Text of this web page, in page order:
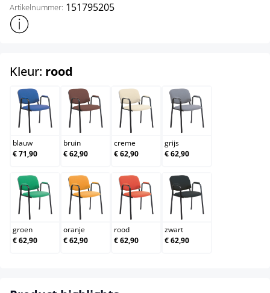
Artikelnummer: 151795205
Toon meer productinformatie
Kleur: rood
blauw
blauw
€ 71,90
bruin
bruin
€ 62,90
creme
creme
€ 62,90
grijs
grijs
€ 62,90
groen
groen
€ 62,90
oranje
oranje
€ 62,90
rood
rood
€ 62,90
zwart
zwart
€ 62,90